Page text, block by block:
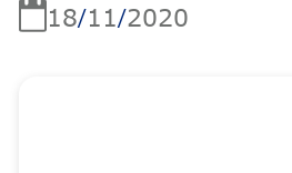
18/11 /2020